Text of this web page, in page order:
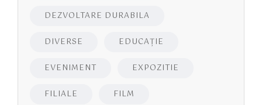
DEZVOLTARE DURABILA
DIVERSE EDUCAŢIE
EVENIMENT EXPOZITIE
FILIALE FILM